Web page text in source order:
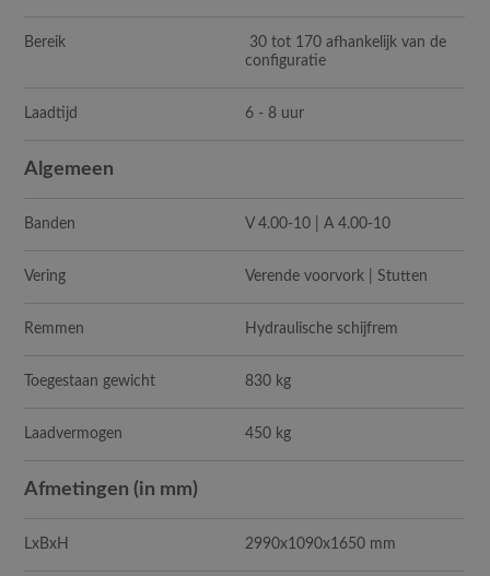
Bereik
30 tot 170 afhankelijk van de
configuratie
Laadtijd 6 - 8 uur
Algemeen
Banden V 4.00-10 | A 4.00-10
Vering Verende voorvork | Stutten
Remmen Hydraulische schijfrem
Toegestaan gewicht 830 kg
Laadvermogen 450 kg
Afmetingen (in mm)
LxBxH 2990x1090x1650 mm